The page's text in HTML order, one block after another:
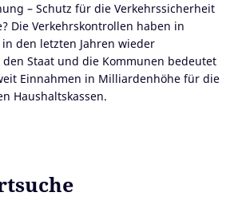
– Schutz für die Verkehrssicherheit
Die Verkehrskontrollen haben in
den letzten Jahren wieder
Staat und die Kommunen bedeutet
Einnahmen in Milliardenhöhe für die
Haushaltskassen.